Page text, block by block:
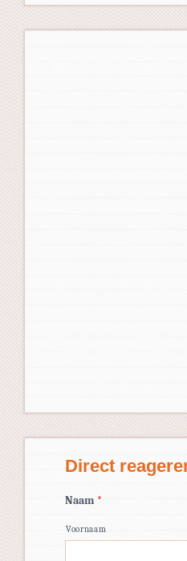
Direct
Naam *
Voornaam